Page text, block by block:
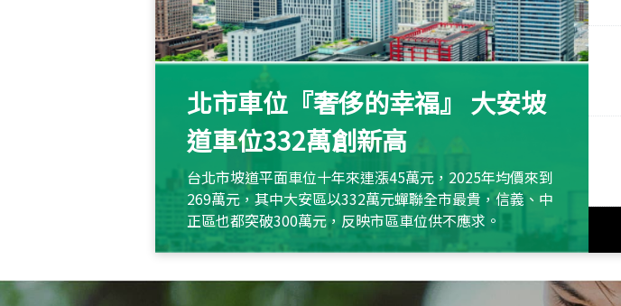
北市車位『奢侈的幸福』 大安坡
道車位332萬創新高
台北市坡道平面車位十年來連漲45萬元，2025年均價來到
269萬元，其中大安區以332萬元蟬聯全市最貴，信義、中
正區也都突破300萬元，反映市區車位供不應求。